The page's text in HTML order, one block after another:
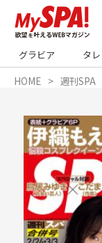
グラビア タ
HOME 週刊SPA